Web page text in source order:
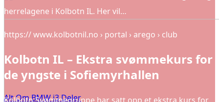
Alt Om BMW i3 Deler
herrelagene i Kolbotn IL. Her vil…
https:// www.kolbotnil.no › portal › arego › club
Kolbotn IL – Ekstra svømmekurs for
de yngste i Sofiemyrhallen